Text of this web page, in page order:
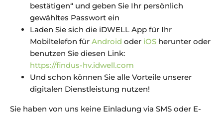
bestätigen“ und geben Sie Ihr persönlich
gewähltes Passwort ein
Laden Sie sich die iDWELL App für Ihr
Mobiltelefon für Android oder iOS herunter oder
benutzen Sie diesen Link:
https://findus-hv.idwell.com
Und schon können Sie alle Vorteile unserer
digitalen Dienstleistung nutzen!
Sie haben von uns keine Einladung via SMS oder E-